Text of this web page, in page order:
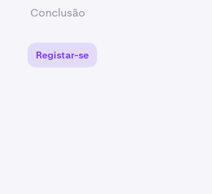
Conclusão
Registar-se